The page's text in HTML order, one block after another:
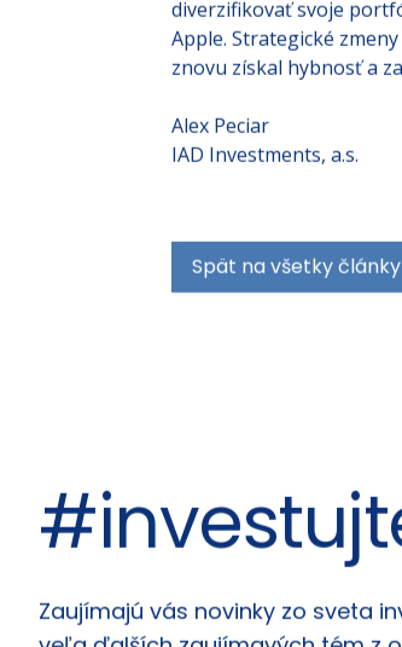
Apple zostáva finančne
mohli brániť jeho
diverzifikovať svoje
Apple. Strategické
znovu získal hybnosť a